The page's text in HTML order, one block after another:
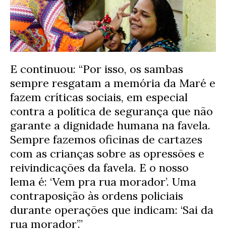
E continuou: “Por isso, os sambas
sempre resgatam a memória da Maré e
fazem críticas sociais, em especial
contra a política de segurança que não
garante a dignidade humana na favela.
Sempre fazemos oficinas de cartazes
com as crianças sobre as opressões e
reivindicações da favela. E o nosso
lema é: ‘Vem pra rua morador’. Uma
contraposição às ordens policiais
durante operações que indicam: ‘Sai da
rua morador’.”